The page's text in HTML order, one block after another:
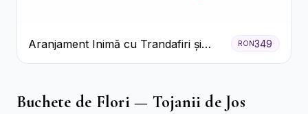
Aranjament Inimă cu Trandafiri și
Praline Ferrero
RON349
Buchete de Flori — Tojanii de Jos